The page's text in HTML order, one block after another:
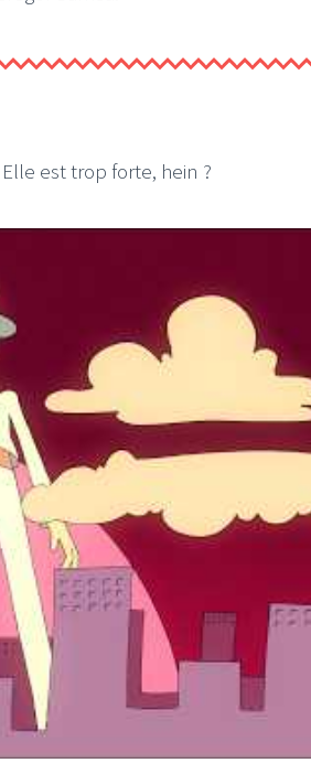
est trop forte, hein ?